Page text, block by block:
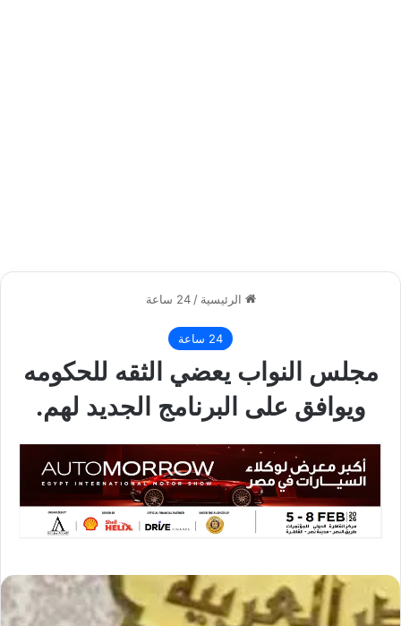
الرئيسية / 24 ساعة
24 ساعة
مجلس النواب يعضي الثقه للحكومه
ويوافق على البرنامج الجديد لهم.